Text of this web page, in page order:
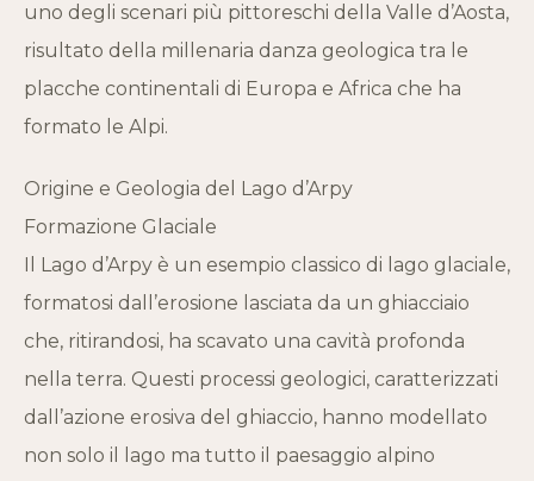
uno degli scenari più pittoreschi della Valle d’Aosta,
risultato della millenaria danza geologica tra le
placche continentali di Europa e Africa che ha
formato le Alpi.
Origine e Geologia del Lago d’Arpy
Formazione Glaciale
Il Lago d’Arpy è un esempio classico di lago glaciale,
formatosi dall’erosione lasciata da un ghiacciaio
che, ritirandosi, ha scavato una cavità profonda
nella terra. Questi processi geologici, caratterizzati
dall’azione erosiva del ghiaccio, hanno modellato
non solo il lago ma tutto il paesaggio alpino